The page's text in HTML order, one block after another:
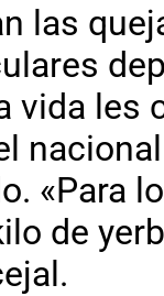
las
vida les
«Para
de